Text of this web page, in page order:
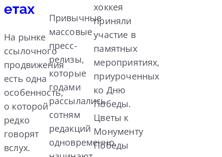
етах
На рынке
ссылочного
продвижения
есть одна
особенность,
о которой
редко
говорят
вслух.
Привычные
массовые
пресс-
релизы,
которые
годами
рассылались
сотням
редакций
одновременно,
хоккея
приняли
участие в
памятных
мероприятиях,
приуроченных
ко Дню
Победы.
Цветы к
Монументу
Победы